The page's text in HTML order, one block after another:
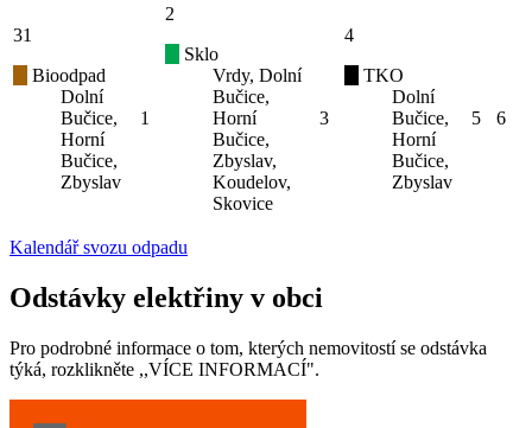
31
Bioodpad
Dolní
Bučice,
Horní
Bučice,
Zbyslav
1
2
Sklo
Vrdy, Dolní
Bučice,
Horní
Bučice,
Zbyslav,
Koudelov,
Skovice
3
4
TKO
Dolní
Bučice,
Horní
Bučice,
Zbyslav
5 6
Kalendář svozu odpadu
Odstávky elektřiny v obci
Pro podrobné informace o tom, kterých nemovitostí se odstávka
týká, rozklikněte ,,VÍCE INFORMACÍ".